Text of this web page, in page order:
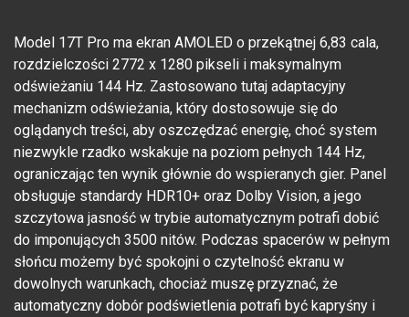
Model 17T Pro ma ekran AMOLED o przekątnej 6,83 cala,
rozdzielczości 2772 x 1280 pikseli i maksymalnym
odświeżaniu 144 Hz. Zastosowano tutaj adaptacyjny
mechanizm odświeżania, który dostosowuje się do
oglądanych treści, aby oszczędzać energię, choć system
niezwykle rzadko wskakuje na poziom pełnych 144 Hz,
ograniczając ten wynik głównie do wspieranych gier. Panel
obsługuje standardy HDR10+ oraz Dolby Vision, a jego
szczytowa jasność w trybie automatycznym potrafi dobić
do imponujących 3500 nitów. Podczas spacerów w pełnym
słońcu możemy być spokojni o czytelność ekranu w
dowolnych warunkach, chociaż muszę przyznać, że
automatyczny dobór podświetlenia potrafi być kapryśny i